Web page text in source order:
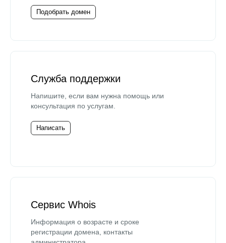
Подобрать домен
Служба поддержки
Напишите, если вам нужна помощь или
консультация по услугам.
Написать
Сервис Whois
Информация о возрасте и сроке
регистрации домена, контакты